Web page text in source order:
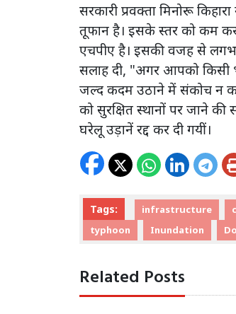
सरकारी प्रवक्ता मिनोरू
तूफान है। इसके स्तर को कम कर
एचपीए है। इसकी वजह से लगभग
सलाह दी, "अगर आपको किसी
जल्द कदम उठाने में संकोच न
को सुरक्षित स्थानों पर जाने
घरेलू उड़ानें रद्द कर दी गयीं।
Tags: infrastructure
typhoon
Inundation
Related Posts